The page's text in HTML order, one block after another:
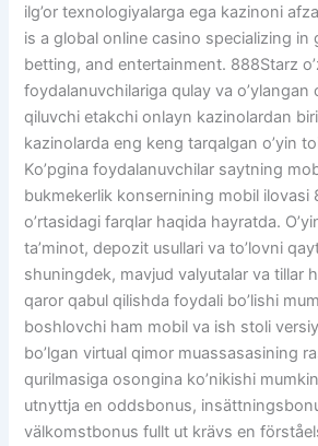
ilg’or texnologiyalarga ega kazinoni
is a global online casino specializing in
betting, and entertainment. 888Starz
foydalanuvchilariga qulay va o’ylangan
qiluvchi etakchi onlayn kazinolardan
kazinolarda eng keng tarqalgan o’yin
Ko’pgina foydalanuvchilar saytning
bukmekerlik konsernining mobil ilovasi
o’rtasidagi farqlar haqida hayratda.
ta’minot, depozit usullari va to’lovni
shuningdek, mavjud valyutalar va tillar
qaror qabul qilishda foydali bo’lishi
boshlovchi ham mobil va ish stoli
bo’lgan virtual qimor muassasasining
qurilmasiga osongina ko’nikishi
utnyttja en oddsbonus,
välkomstbonus fullt ut krävs en